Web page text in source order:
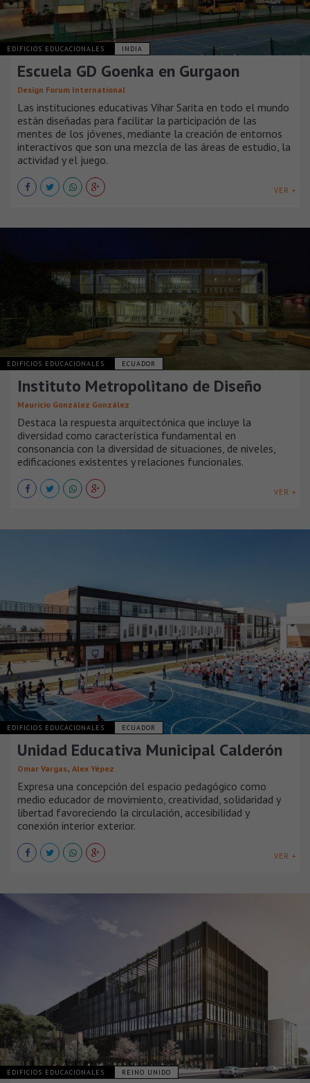
EDIFICIOS EDUCACIONALES INDIA
Escuela GD Goenka en Gurgaon
Design Forum International
Las instituciones educativas Vihar Sarita en todo el mundo
están diseñadas para facilitar la participación de las
mentes de los jóvenes, mediante la creación de entornos
interactivos que son una mezcla de las áreas de estudio, la
actividad y el juego.
VER +
EDIFICIOS EDUCACIONALES ECUADOR
Instituto Metropolitano de Diseño
Mauricio González González
Destaca la respuesta arquitectónica que incluye la
diversidad como característica fundamental en
consonancia con la diversidad de situaciones, de niveles,
edificaciones existentes y relaciones funcionales.
VER +
EDIFICIOS EDUCACIONALES ECUADOR
Unidad Educativa Municipal Calderón
Omar Vargas, Alex Yépez
Expresa una concepción del espacio pedagógico como
medio educador de movimiento, creatividad, solidaridad y
libertad favoreciendo la circulación, accesibilidad y
conexión interior exterior.
VER +
EDIFICIOS EDUCACIONALES REINO UNIDO